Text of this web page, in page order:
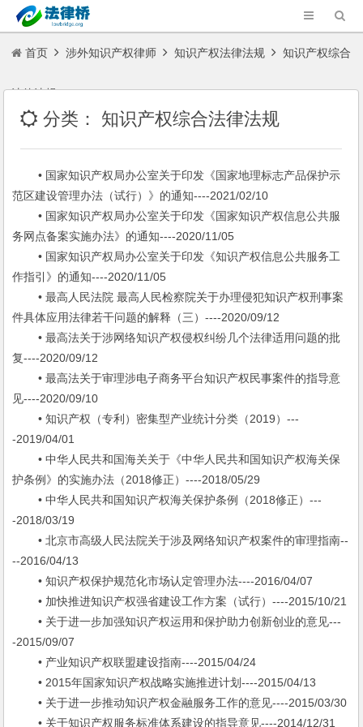
首页 涉外知识产权律师 知识产权法律法规 知识产权综合
法律法规
分类： 知识产权综合法律法规
• 国家知识产权局办公室关于印发《国家地理标志产品保护示
范区建设管理办法（试行）》的通知----2021/02/10
• 国家知识产权局办公室关于印发《国家知识产权信息公共服
务网点备案实施办法》的通知----2020/11/05
• 国家知识产权局办公室关于印发《知识产权信息公共服务工
作指引》的通知----2020/11/05
• 最高人民法院 最高人民检察院关于办理侵犯知识产权刑事案
件具体应用法律若干问题的解释（三）----2020/09/12
• 最高法关于涉网络知识产权侵权纠纷几个法律适用问题的批
复----2020/09/12
• 最高法关于审理涉电子商务平台知识产权民事案件的指导意
见----2020/09/10
• 知识产权（专利）密集型产业统计分类（2019）---
-2019/04/01
• 中华人民共和国海关关于《中华人民共和国知识产权海关保
护条例》的实施办法（2018修正）----2018/05/29
• 中华人民共和国知识产权海关保护条例（2018修正）---
-2018/03/19
• 北京市高级人民法院关于涉及网络知识产权案件的审理指南--
--2016/04/13
• 知识产权保护规范化市场认定管理办法----2016/04/07
• 加快推进知识产权强省建设工作方案（试行）----2015/10/21
• 关于进一步加强知识产权运用和保护助力创新创业的意见---
-2015/09/07
• 产业知识产权联盟建设指南----2015/04/24
• 2015年国家知识产权战略实施推进计划----2015/04/13
• 关于进一步推动知识产权金融服务工作的意见----2015/03/30
• 关于知识产权服务标准体系建设的指导意见----2014/12/31